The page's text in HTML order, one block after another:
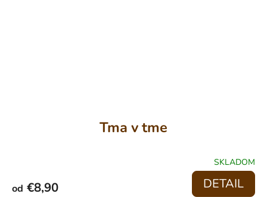
Tma v tme
PRODUKTU
SKLADOM
od €8,90 DETAIL